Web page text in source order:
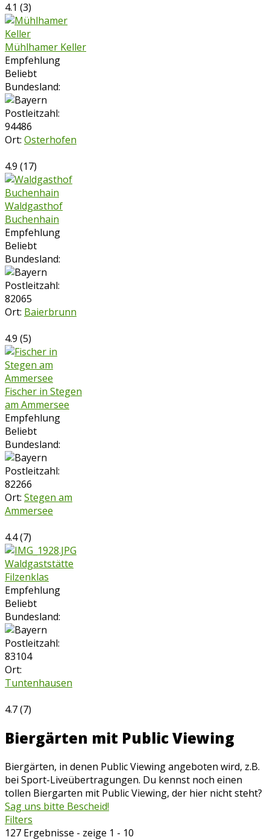
4.1 (3)
Mühlhamer Keller
Empfehlung
Beliebt
Bundesland:
Postleitzahl:
94486
Ort: Osterhofen
4.9 (17)
Waldgasthof
Buchenhain
Empfehlung
Beliebt
Bundesland:
Postleitzahl:
82065
Ort: Baierbrunn
4.9 (5)
Fischer in Stegen
am Ammersee
Empfehlung
Beliebt
Bundesland:
Postleitzahl:
82266
Ort: Stegen am
Ammersee
4.4(7)
Waldgaststätte
Filzenklas
Empfehlung
Beliebt
Bundesland:
Postleitzahl:
83104
Ort:
Tuntenhausen
4.7(7)
Biergärten mit Public Viewing
Biergärten, in denen Public Viewing angeboten wird, z.B.
bei Sport-Liveübertragungen. Du kennst noch einen
tollen Biergarten mit Public Viewing, der hier nicht steht?
Sag uns bitte Bescheid!
Filters
127 Ergebnisse - zeige 1 - 10